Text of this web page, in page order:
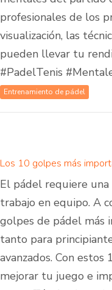
profesionales de los
visualización, las
pueden llevar tu
#PadelTenis
Entrenamiento de pádel
Los 10 golpes más
El pádel requiere una
trabajo en equipo. A
golpes de pádel más
tanto para
avanzados. Con
mejorar tu juego e